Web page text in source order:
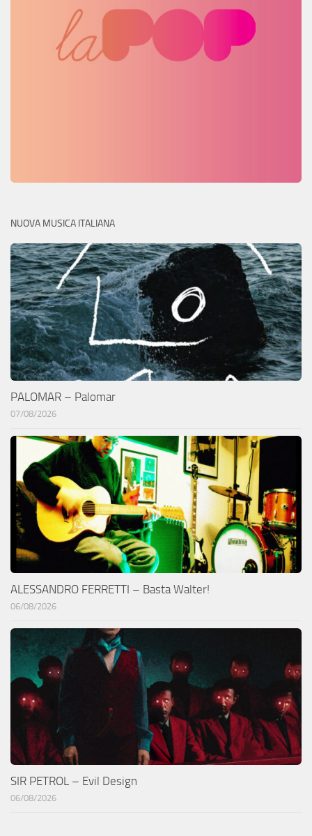
NUOVA MUSICA ITALIANA
PALOMAR – Palomar
07/08/2026
ALESSANDRO FERRETTI – Basta Walter!
06/08/2026
SIR PETROL – Evil Design
06/08/2026